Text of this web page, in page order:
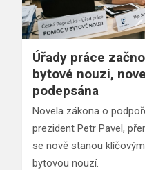
Úřady práce
bytové nouzi,
podepsána
Novela zákona o
prezident Petr Pavel,
se nově stanou
bytovou nouzí.